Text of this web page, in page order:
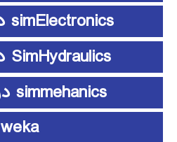
simElectronics در Simulink
SimHydraulics در simulink
simmehanics در simulink
weka